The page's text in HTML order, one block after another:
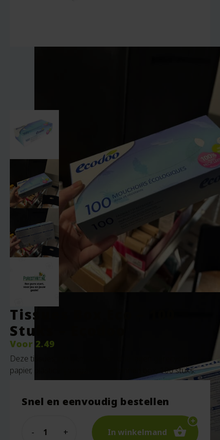
Tissues Box Eco – 100
Stuks – Ecodoo
Voor 2.49
Deze tissues zijn gemaakt van drie lagen gerecycled
papier, plasticvrij verpakt in kartonnen box, 100 stuks.
Snel en eenvoudig bestellen
In winkelmand